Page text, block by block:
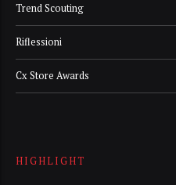
Trend Scouting
Riflessioni
Cx Store Awards
HIGHLIGHT